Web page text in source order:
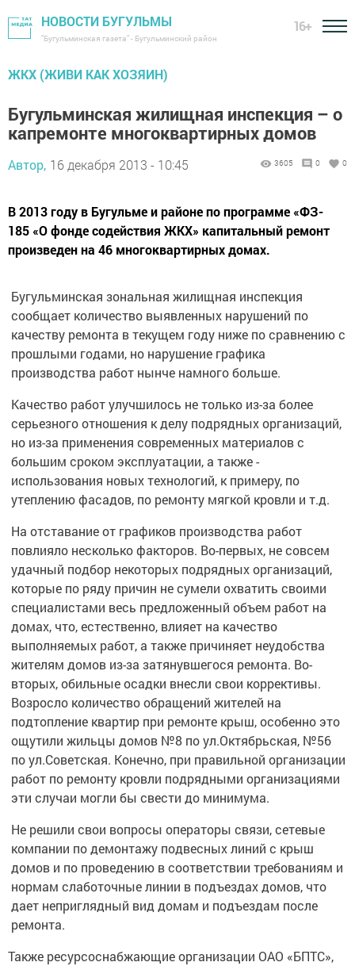
НОВОСТИ БУГУЛЬМЫ
"Бугульминская газета" - Бугульминский район
16+
ЖКХ (ЖИВИ КАК ХОЗЯИН)
Бугульминская жилищная инспекция – о
капремонте многоквартирных домов
Автор, 16 декабря 2013 - 10:45 3605 0 0
В 2013 году в Бугульме и районе по программе «ФЗ-
185 «О фонде содействия ЖКХ» капитальный ремонт
произведен на 46 многоквартирных домах.
Бугульминская зональная жилищная инспекция
сообщает количество выявленных нарушений по
качеству ремонта в текущем году ниже по сравнению с
прошлыми годами, но нарушение графика
производства работ нынче намного больше.
Качество работ улучшилось не только из-за более
серьезного отношения к делу подрядных организаций,
но из-за применения современных материалов с
большим сроком эксплуатации, а также -
использования новых технологий, к примеру, по
утеплению фасадов, по ремонту мягкой кровли и т.д.
На отставание от графиков производства работ
повлияло несколько факторов. Во-первых, не совсем
удачный подбор некоторых подрядных организаций,
которые по ряду причин не сумели охватить своими
специалистами весь предложенный объем работ на
домах, что, естественно, влияет на качество
выполняемых работ, а также причиняет неудобства
жителям домов из-за затянувшегося ремонта. Во-
вторых, обильные осадки внесли свои коррективы.
Возросло количество обращений жителей на
подтопление квартир при ремонте крыш, особенно это
ощутили жильцы домов №8 по ул.Октябрьская, №56
по ул.Советская. Конечно, при правильной организации
работ по ремонту кровли подрядными организациями
эти случаи могли бы свести до минимума.
Не решили свои вопросы операторы связи, сетевые
компании по демонтажу подвесных линий с крыш
домов и по проведению в соответствии требованиям и
нормам слаботочные линии в подъездах домов, что
дает неприглядный вид домам и подъездам после
ремонта.
Также ресурсоснабжающие организации ОАО «БПТС»,